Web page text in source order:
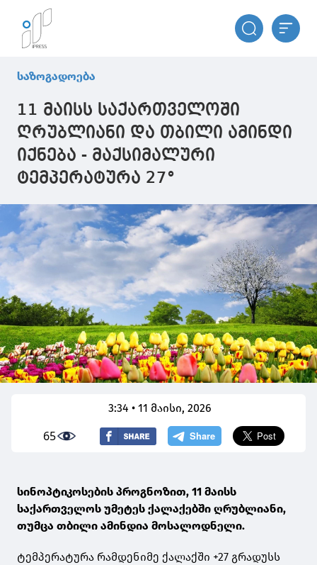
საზოგადოება
11 მაისს საქართველოში
ღრუბლიანი და თბილი ამინდი
იქნება - მაქსიმალური
ტემპერატურა 27°
3:34 • 11 მაისი, 2026
65
სინოპტიკოსების პროგნოზით, 11 მაისს
საქართველოს უმეტეს ქალაქებში ღრუბლიანი,
თუმცა თბილი ამინდია მოსალოდნელი.
ტემპერატურა რამდენიმე ქალაქში +27 გრადუსს